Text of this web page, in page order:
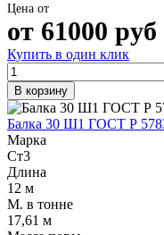
Цена от
от 61000 руб
Купить в один клик
В корзину
Балка 30 Ш1 ГОСТ Р
Марка
Ст3
Длина
12 м
М. в тонне
17,61 м